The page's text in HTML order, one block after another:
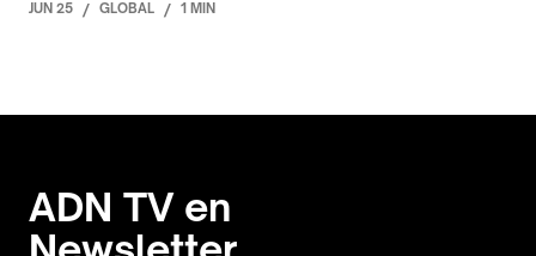
JUN 25 / GLOBAL / 1 MIN
ADN TV en